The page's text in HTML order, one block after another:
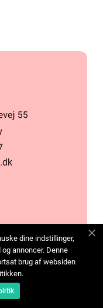
dine indstillinger,
annoncer. Denne
brug af websiden